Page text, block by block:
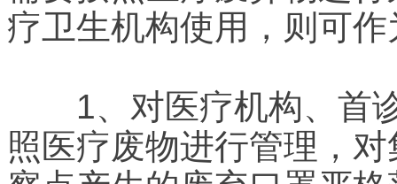
疗卫生机构使用，则可
1、对医疗机构、首诊
照医疗废物进行管理，